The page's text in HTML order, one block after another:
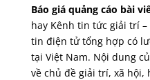
Báo giá quảng cáo bài
hay Kênh tin tức giải trí
tin điện tử tổng hợp có
tại Việt Nam. Nội dung
về chủ đề giải trí, xã